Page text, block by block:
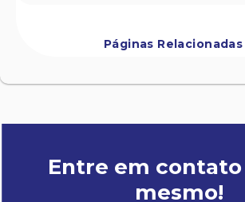
Páginas Relacionadas
Entre em
mesmo!